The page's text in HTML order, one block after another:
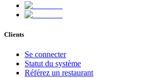
Clients
Se connecter
Statut du système
Référez un restaurant